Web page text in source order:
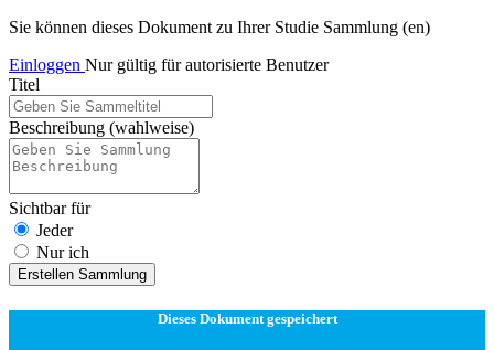
Sie können dieses Dokument zu Ihrer Studie Sammlung (en)
Einloggen Nur gültig für autorisierte Benutzer
Titel
Beschreibung (wahlweise)
Sichtbar für
Jeder
Nur ich
Erstellen Sammlung
Dieses Dokument gespeichert